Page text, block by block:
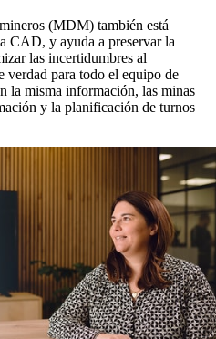
(MDM) también está
CAD, y ayuda a preservar la
las incertidumbres al
verdad para todo el equipo de
la misma información, las minas
y la planificación de turnos